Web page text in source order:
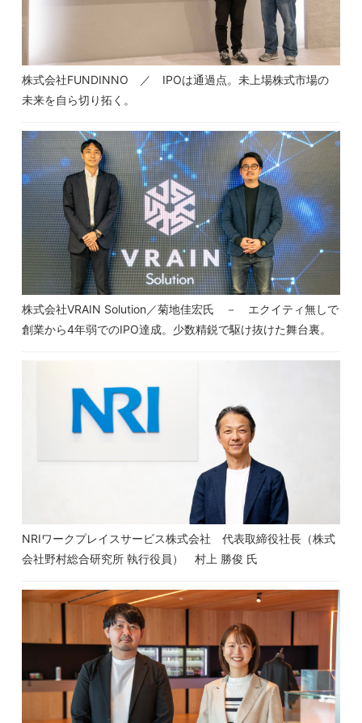
株式会社FUNDINNO ／ IPOは通過点。未上場株式市場の
未来を自ら切り拓く。
株式会社VRAIN Solution／菊地佳宏氏 － エクイティ無しで
創業から4年弱でのIPO達成。少数精鋭で駆け抜けた舞台裏。
NRIワークプレイスサービス株式会社 代表取締役社長（株式
会社野村総合研究所 執行役員） 村上 勝俊 氏